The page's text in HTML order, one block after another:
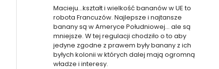
Macieju…kształt i wielkość bananów w UE to
robota Francuzów. Najlepsze i najtansze
banany są w Ameryce Południowej… ale są
mniejsze. W tej regulacji chodziło o to aby
jedyne zgodne z prawem były banany z ich
byłych kolonii w których dalej mają ogromną
władze i interesy.